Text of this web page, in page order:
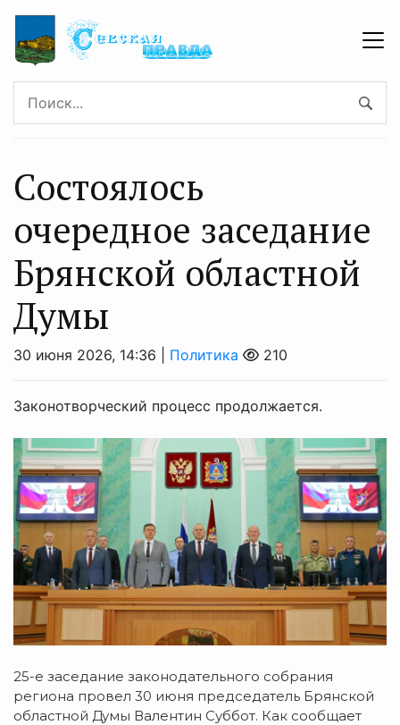
Состоялось
очередное заседание
Брянской областной
Думы
30 июня 2026, 14:36 | Политика 210
Законотворческий процесс продолжается.
25-е заседание законодательного собрания
региона провел 30 июня председатель Брянской
областной Думы Валентин Суббот. Как сообщает